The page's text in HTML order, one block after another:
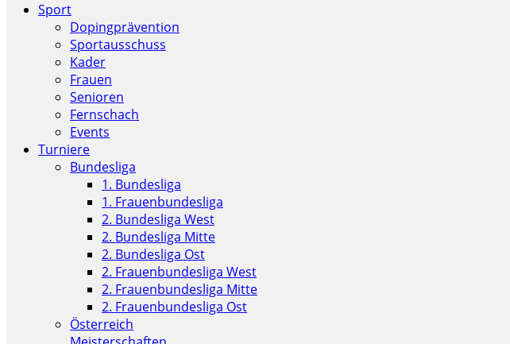
Sport
Dopingprävention
Sportausschuss
Kader
Frauen
Senioren
Fernschach
Events
Turniere
Bundesliga
1. Bundesliga
1. Frauenbundesliga
2. Bundesliga West
2. Bundesliga Mitte
2. Bundesliga Ost
2. Frauenbundesliga West
2. Frauenbundesliga Mitte
2. Frauenbundesliga Ost
Österreich